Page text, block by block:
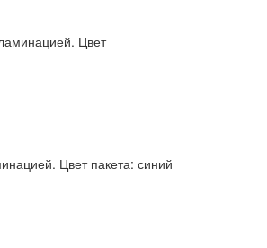
Цвет
Цвет пакета: синий